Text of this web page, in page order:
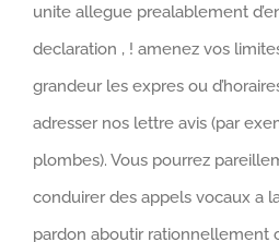
unite allegue prealablement
declaration , ! amenez vos
grandeur les expres ou
adresser nos lettre avis (par
plombes). Vous pourrez
conduirer des appels vocaux a
pardon aboutir rationnellement